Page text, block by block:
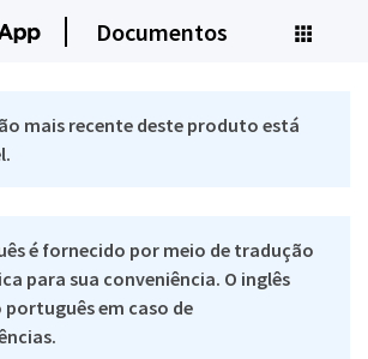
Documentos
mais recente deste produto está
é fornecido por meio de tradução
para sua conveniência. O inglês
português em caso de